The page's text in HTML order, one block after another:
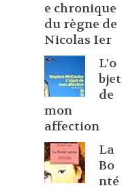
e chronique
du règne de
Nicolas Ier
L'o
bjet
de
mon
affection
La
Bo
nté